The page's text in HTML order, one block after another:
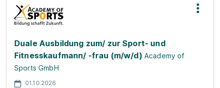
Duale Ausbildung zum/ zur Sport- und
Fitnesskaufmann/ -frau (m/w/d) Academy of
Sports GmbH
01.10.2026